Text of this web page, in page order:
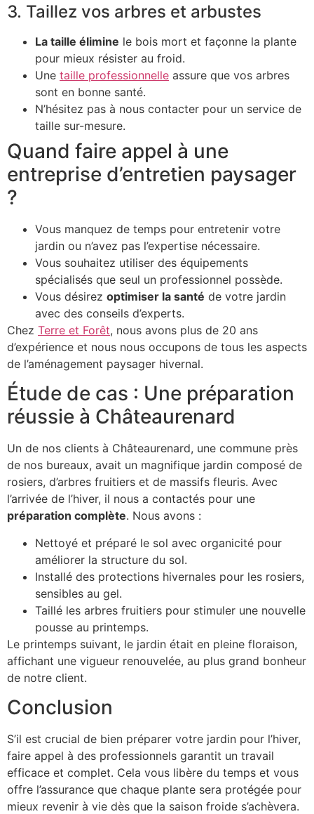
3. Taillez vos arbres et arbustes
La taille élimine le bois mort et façonne la plante
pour mieux résister au froid.
Une taille professionnelle assure que vos arbres
sont en bonne santé.
N’hésitez pas à nous contacter pour un service de
taille sur-mesure.
Quand faire appel à une
entreprise d’entretien paysager
?
Vous manquez de temps pour entretenir votre
jardin ou n’avez pas l’expertise nécessaire.
Vous souhaitez utiliser des équipements
spécialisés que seul un professionnel possède.
Vous désirez optimiser la santé de votre jardin
avec des conseils d’experts.
Chez Terre et Forêt, nous avons plus de 20 ans
d’expérience et nous nous occupons de tous les aspects
de l’aménagement paysager hivernal.
Étude de cas : Une préparation
réussie à Châteaurenard
Un de nos clients à Châteaurenard, une commune près
de nos bureaux, avait un magnifique jardin composé de
rosiers, d’arbres fruitiers et de massifs fleuris. Avec
l’arrivée de l’hiver, il nous a contactés pour une
préparation complète. Nous avons :
Nettoyé et préparé le sol avec organicité pour
améliorer la structure du sol.
Installé des protections hivernales pour les rosiers,
sensibles au gel.
Taillé les arbres fruitiers pour stimuler une nouvelle
pousse au printemps.
Le printemps suivant, le jardin était en pleine floraison,
affichant une vigueur renouvelée, au plus grand bonheur
de notre client.
Conclusion
S’il est crucial de bien préparer votre jardin pour l’hiver,
faire appel à des professionnels garantit un travail
efficace et complet. Cela vous libère du temps et vous
offre l’assurance que chaque plante sera protégée pour
mieux revenir à vie dès que la saison froide s’achèvera.